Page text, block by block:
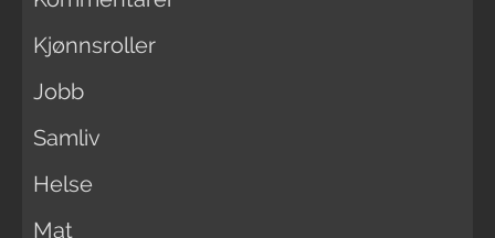
Kjønnsroller
Jobb
Samliv
Helse
Mat